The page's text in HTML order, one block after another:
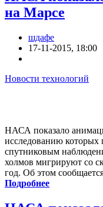
на Марсе
шдафе
17-11-2015, 18:00
Новости технологий
НАСА показало
исследованию которых
спутниковым
холмов мигрируют со
год. Об этом
Подробнее